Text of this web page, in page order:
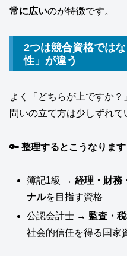
常に広いのが特徴です。
2つは競合資格では
性」が違う
よく「どちらが上ですか
問いの立て方は少しずれて
🔑 整理するとこうなります
簿記1級 →経理・財務
ナルを目指す資格
公認会計士 → 監査・
社会的信任を得る国家